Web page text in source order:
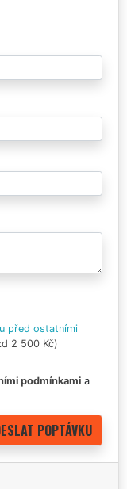
před ostatními
2 500 Kč)
podmínkami a